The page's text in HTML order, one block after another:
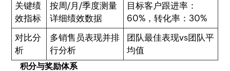
关键绩
效指标
按周/月/季度测量
详细绩效数据
目标客户跟进率：
60%，转化率：30%
对比分
析
多销售员表现并排
行分析
团队最佳表现vs团队平
均值
积分与奖励体系